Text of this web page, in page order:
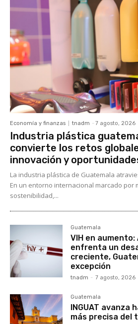
Economía y finanzas tnadm - 7 agosto, 2026
Industria plástica
convierte los retos
innovación y
La industria plástica de Guatemala
En un entorno internacional marcado por
sostenibilidad,...
Guatemala
VIH en
enfrenta un
creciente,
excepción
tnadm - 7 agosto, 2026
Guatemala
INGUAT avanza
más precisa del